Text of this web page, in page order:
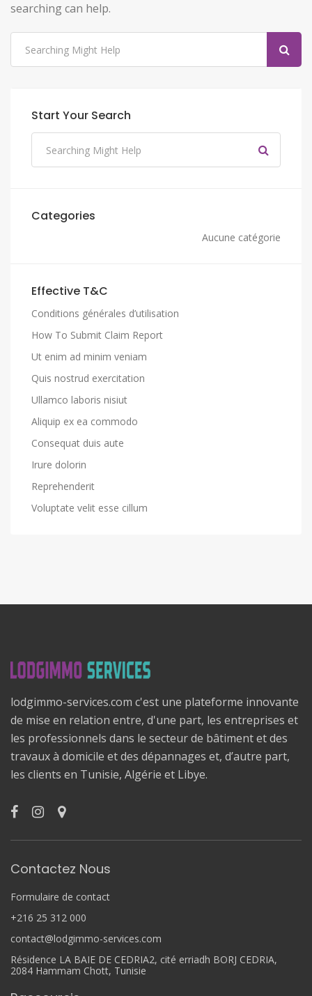
searching can help.
Start Your Search
Categories
Aucune catégorie
Effective T&C
Conditions générales d’utilisation
How To Submit Claim Report
Ut enim ad minim veniam
Quis nostrud exercitation
Ullamco laboris nisiut
Aliquip ex ea commodo
Consequat duis aute
Irure dolorin
Reprehenderit
Voluptate velit esse cillum
lodgimmo-services.com c'est une plateforme innovante
de mise en relation entre, d'une part, les entreprises et
les professionnels dans le secteur de bâtiment et des
travaux à domicile et des dépannages et, d’autre part,
les clients en Tunisie, Algérie et Libye.
Contactez Nous
Formulaire de contact
+216 25 312 000
contact@lodgimmo-services.com
Résidence LA BAIE DE CEDRIA2, cité erriadh BORJ CEDRIA,
2084 Hammam Chott, Tunisie